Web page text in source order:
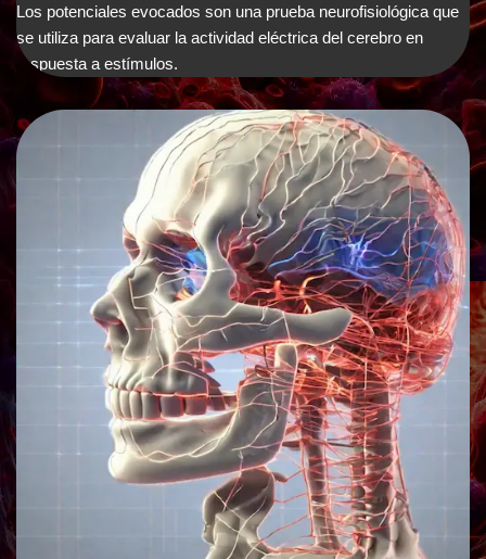
Los potenciales evocados son una prueba neurofisiológica que
se utiliza para evaluar la actividad eléctrica del cerebro en
respuesta a estímulos.